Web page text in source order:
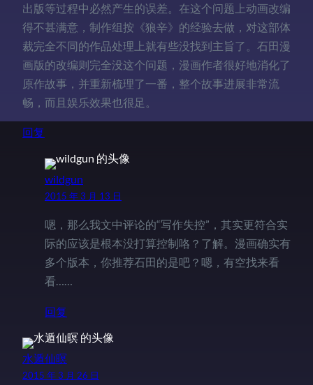
出版等过程中必然产生的误差。在这个问题上动画改编
得不甚满意，制作组按《狼辛》的经验去做，对这部体
裁完全不同的作品处理上就有些没找到主旨了。石田漫
画版的改编则完全没这个问题，漫画作者很好地消化了
原作故事，并重新梳理了一番，整个故事进展非常流
畅，而且娱乐效果也很足。
回复
wildgun
2015 年 3 月 13 日
嗯，那么我文中评论的“写作失控”，其实更符合实
际的应该是根本没打算控制咯？了解。漫画确实有
多个版本，你推荐石田的是吧？嗯，有空找来看
看……
回复
水遁仙暝
2015 年 3 月 26 日